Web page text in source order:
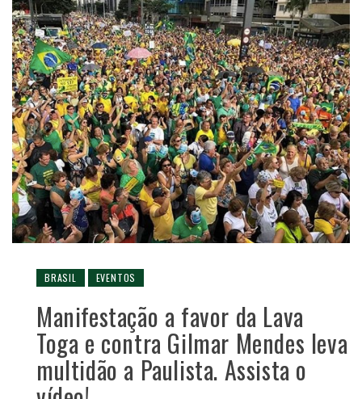
BRASIL EVENTOS
Manifestação a favor da Lava
Toga e contra Gilmar Mendes leva
multidão a Paulista. Assista o